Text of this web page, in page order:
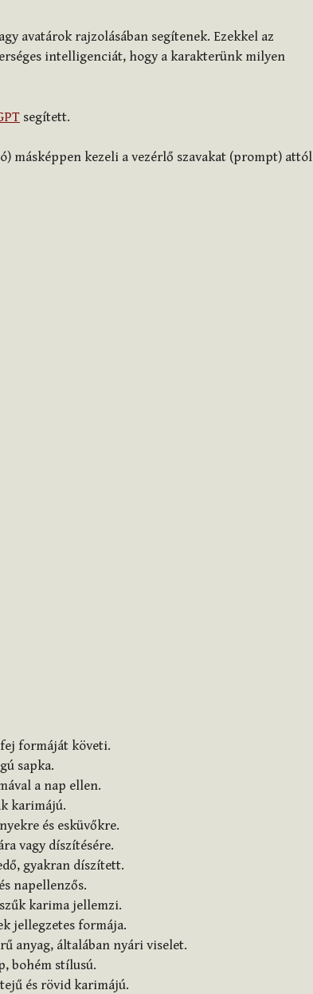
avatárok rajzolásában segítenek. Ezekkel az
intelligenciát, hogy a karakterünk milyen
segített.
másképpen kezeli a vezérlő szavakat (prompt) attól
formáját követi.
sapka.
a nap ellen.
karimájú.
és esküvőkre.
vagy díszítésére.
gyakran díszített.
napellenzős.
karima jellemzi.
jellegzetes formája.
anyag, általában nyári viselet.
bohém stílusú.
és rövid karimájú.